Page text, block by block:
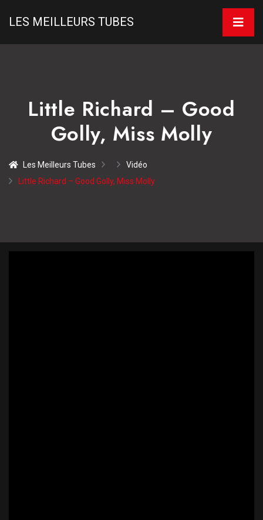
LES MEILLEURS TUBES
Little Richard – Good
Golly, Miss Molly
Les Meilleurs Tubes
Vidéo
Little Richard – Good Golly, Miss Molly